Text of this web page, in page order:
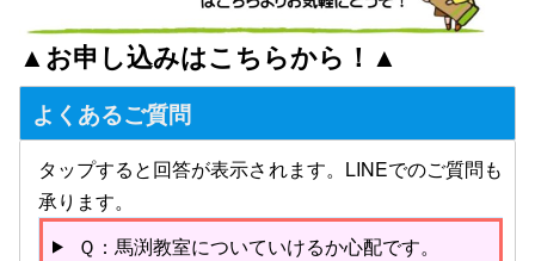
▲お申し込みはこちらから！▲
よくあるご質問
タップすると回答が表示されます。LINEでのご質問も
承ります。
Ｑ：馬渕教室についていけるか心配です。